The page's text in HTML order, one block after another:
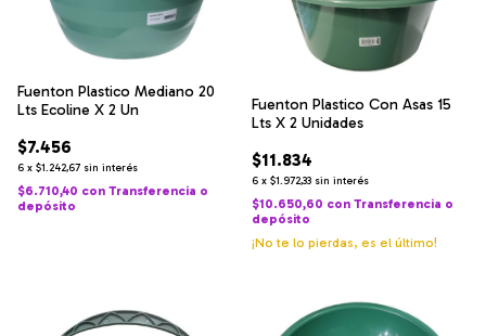
Fuenton Plastico Mediano 20
Lts Ecoline X 2 Un
$7.456
6 x $1.242,67 sin interés
$6.710,40 con Transferencia o
depósito
Fuenton Plastico Con Asas 15
Lts X 2 Unidades
$11.834
6 x $1.972,33 sin interés
$10.650,60 con Transferencia o
depósito
¡No te lo pierdas, es el último!